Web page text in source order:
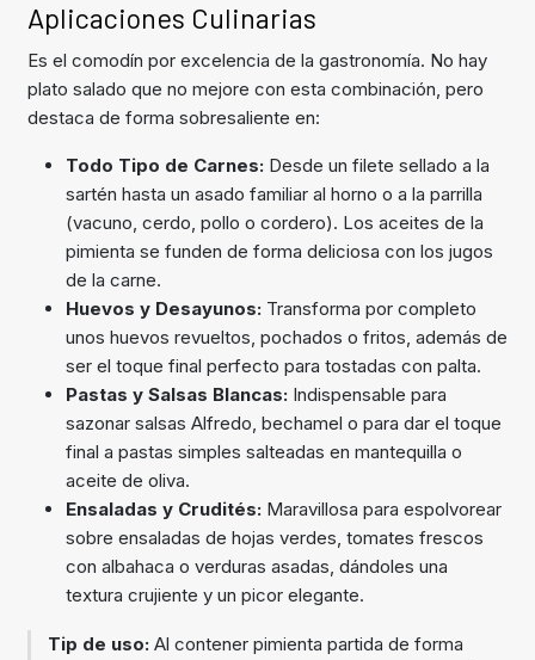
Aplicaciones Culinarias
Es el comodín por excelencia de la gastronomía. No hay
plato salado que no mejore con esta combinación, pero
destaca de forma sobresaliente en:
Todo Tipo de Carnes:Desde un filete sellado a la
sartén hasta un asado familiar al horno o a la parrilla
(vacuno, cerdo, pollo o cordero). Los aceites de la
pimienta se funden de forma deliciosa con los jugos
de la carne.
Huevos y Desayunos:Transforma por completo
unos huevos revueltos, pochados o fritos, además de
ser el toque final perfecto para tostadas con palta.
Pastas y Salsas Blancas:Indispensable para
sazonar salsas Alfredo, bechamel o para dar el toque
final a pastas simples salteadas en mantequilla o
aceite de oliva.
Ensaladas y Crudités:Maravillosa para espolvorear
sobre ensaladas de hojas verdes, tomates frescos
con albahaca o verduras asadas, dándoles una
textura crujiente y un picor elegante.
Tip de uso:Al contener pimienta partida de forma